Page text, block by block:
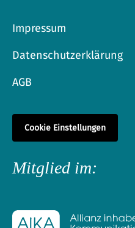
Impressum
Datenschutzerklärung
AGB
Cookie Einstellungen
Mitglied im: